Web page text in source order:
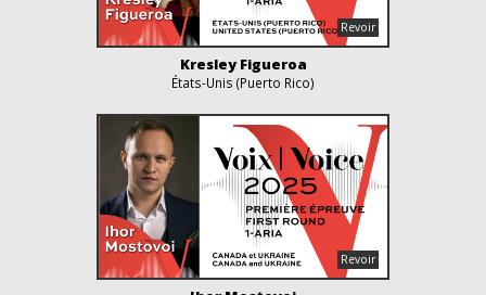
Kresley Figueroa
États-Unis (Puerto Rico)